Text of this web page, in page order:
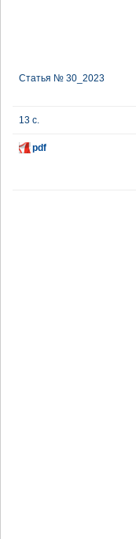
Статья № 30_2023
13 с.
pdf